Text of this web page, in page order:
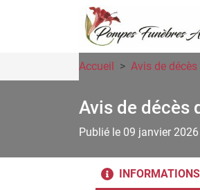
Accueil Avis de décès
Avis de décès
Publié le 09 janvier 2026
INFORMATIONS